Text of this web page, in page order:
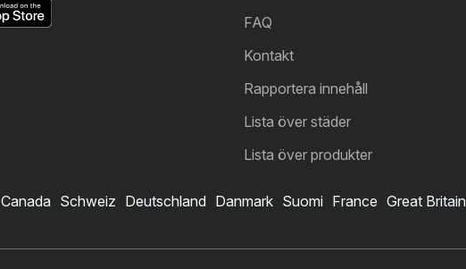
Lindex reklamblad
FAQ
Kontakt
Rapportera innehåll
Lista över städer
Lista över produkter
Canada Schweiz Deutschland Danmark Suomi France Great Britain